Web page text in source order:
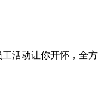
活动让你开怀，全